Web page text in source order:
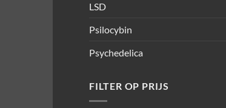
LSD
Psilocybin
Psychedelica
FILTER OP PRIJS